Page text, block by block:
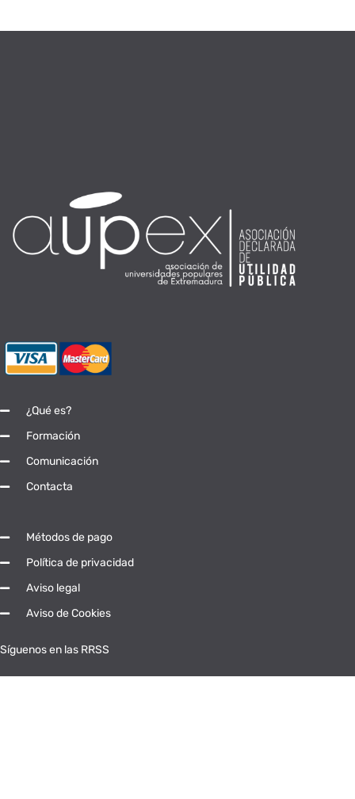
¿Qué es?
Formación
Comunicación
Contacta
Métodos de pago
Política de privacidad
Aviso legal
Aviso de Cookies
Síguenos en las RRSS